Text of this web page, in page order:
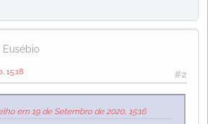
Eusébio
#2
15:18
em 19 de Setembro de 2020, 15:16